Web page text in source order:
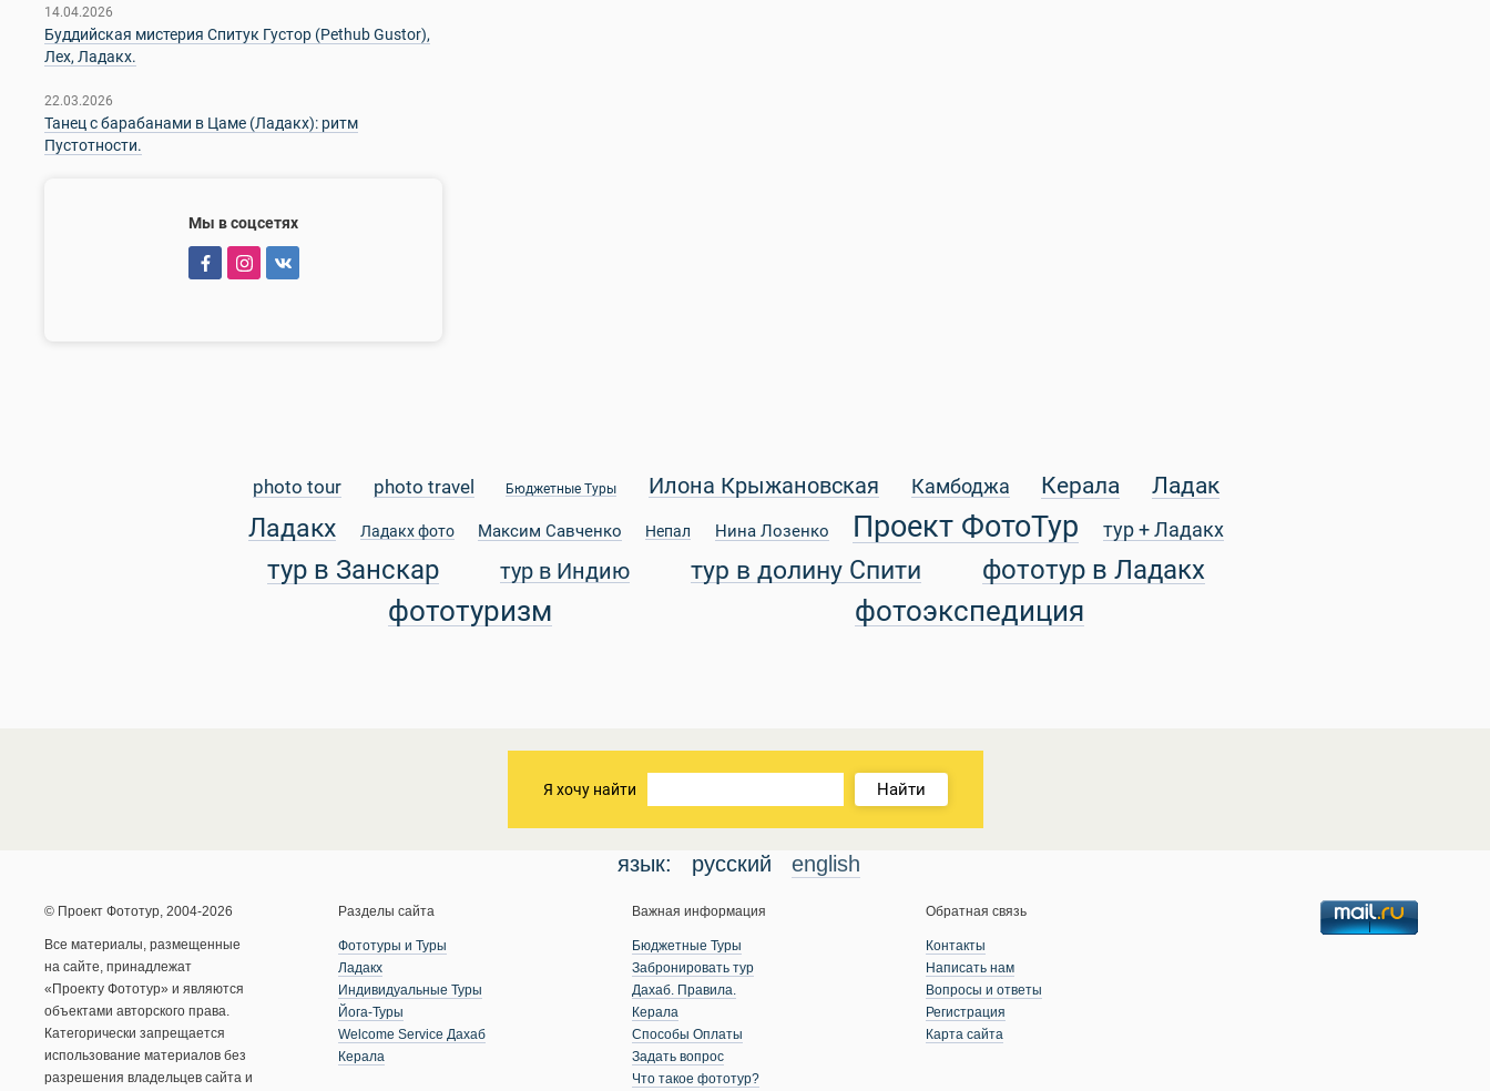
14.04.2026
Буддийская мистерия Спитук Густор (Pethub Gustor),
Лех, Ладакх.
22.03.2026
Танец с барабанами в Цаме (Ладакх): ритм
Пустотности.
Мы в соцсетях
photo tour photo travel Бюджетные Туры Илона Крыжановская Камбоджа Керала Ладак
Ладакх Ладакх фото Максим Савченко Непал Нина Лозенко Проект ФотоТур тур + Ладакх
тур в Занскар тур в Индию тур в долину Спити фототур в Ладакх
фототуризм фотоэкспедиция
Я хочу найти Найти
язык: русский english
© Проект Фототур, 2004-2026
Все материалы, размещенные
на сайте, принадлежат
«Проекту Фототур» и являются
объектами авторского права.
Категорически запрещается
использование материалов без
разрешения владельцев сайта и
Разделы сайта
Фототуры и Туры
Ладакх
Индивидуальные Туры
Йога-Туры
Welcome Service Дахаб
Керала
Важная информация
Бюджетные Туры
Забронировать тур
Дахаб. Правила.
Керала
Способы Оплаты
Задать вопрос
Что такое фототур?
Обратная связь
Контакты
Написать нам
Вопросы и ответы
Регистрация
Карта сайта